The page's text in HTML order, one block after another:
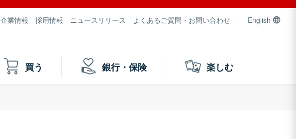
企業情報 採用情報 ニュースリリース よくあるご質問・お問い合わせ English
買う 銀行・保険 楽しむ